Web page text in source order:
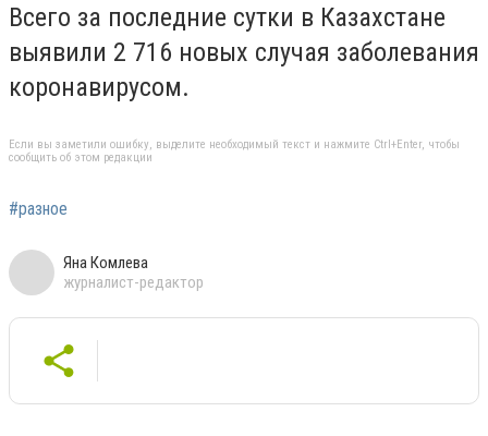
Всего за последние сутки в Казахстане
выявили 2 716 новых случая заболевания
коронавирусом.
Если вы заметили ошибку, выделите необходимый текст и нажмите Ctrl+Enter, чтобы
сообщить об этом редакции
#разное
Яна Комлева
журналист-редактор